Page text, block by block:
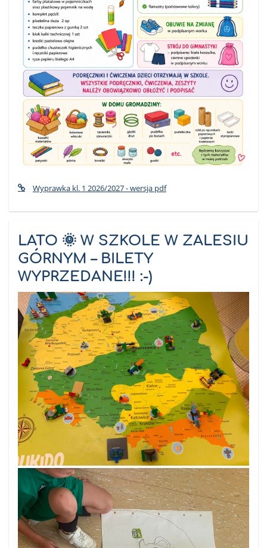
Wyprawka kl. 1 2026/2027 - wersja pdf
LATO 🌞 W SZKOLE W ZALESIU
GÓRNYM – BILETY
WYPRZEDANE!!! :-)